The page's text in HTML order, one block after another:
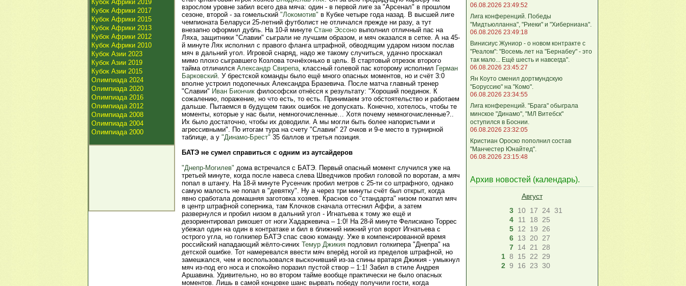
Кубок Африки 2019
Кубок Африки 2017
Кубок Африки 2015
Кубок Африки 2013
Кубок Африки 2012
Кубок Африки 2010
Кубок Азии 2023
Кубок Азии 2019
Кубок Азии 2015
Олимпиада 2024
Олимпиада 2020
Олимпиада 2016
Олимпиада 2012
Олимпиада 2008
Олимпиада 2004
Олимпиада 2000
взрослом уровне забил всего два мяча: один - в первой лиге за "Арсенал" в прошлом
сезоне, второй - за гомельский "Локомотив" в Кубке четыре года назад. В высшей лиге
чемпионата Беларуси 25-летний футболист не отличался прежде ни разу, а тут
внезапно оформил дубль. На 10-й минуте Стане Эссоновыполнил отличный пас на
Ляха, защитники "Славии" сыграли не лучшим образом, и мяч оказался в сетке. А на 45-
й минуте Лях исполнил с правого фланга штрафной, обводящим ударом низом послав
мяч в дальний угол. Игровой снаряд, надо же такому случиться, удачно проскакал
мимо плохо сыгравшего Козлова точнёхонько в цель. В стартовый отрезок второго
тайма отличился Александр Свирепа, классный голевой пас которому исполнил Герман
Барковский. У брестской команды было ещё много опасных моментов, но и счёт 3:0
вполне устроил подопечных Александра Бразевича. После матча главный тренер
"Славии" Иван Биончикфилософски отнёсся к результату: "Хороший поединок. К
сожалению, поражение, но что есть, то есть. Принимаем это обстоятельство и работаем
дальше. Пытаемся в будущем таких ошибок не допускать. Конечно, хотелось, чтобы те
моменты, которые у нас были, немногочисленные… Хотя почему немногочисленные?..
Их было достаточно, чтобы их доводили. А мы могли быть более напористыми и
агрессивными". По итогам тура на счету "Славии" 27 очков и 9-е место в турнирной
таблице, а у "Динамо-Брест" 35 баллов и третья позиция.
БАТЭ не сумел справиться с одним из аутсайдеров
"Днепр-Могилев" дома встречался с БАТЭ. Первый опасный момент случился уже на
третьей минуте, когда после навеса слева Шведчиков пробил головой по воротам, а мяч
попал в штангу. На 18-й минуте Русенчик пробил метров с 25-ти со штрафного, однако
самую малость не попал в "девятку". Ну а через три минуты счёт был открыт, когда
явно сработала домашняя заготовка хозяев. Краснов со "стандарта" низом покатил мяч
в центр штрафной соперника, там Клочков сначала оттеснил Аффи, а затем
развернулся и пробил низом в дальний угол - Игнатьева к тому же ещё и
дезориентировал рикошет от ноги Хадаркевича – 1:0! На 28-й минуте Фелисиано Торрес
убежал один на один в контратаке и бил в ближний нижний угол ворот Игнатьева с
острого угла, но голкипер БАТЭ спас свою команду. Уже в компенсированной время
российский нападающий жёлто-синих Темур Джикияподловил голкипера "Днепра" на
детской ошибке. Тот намеревался ввести мяч вперёд ногой из пределов штрафной, но
замешкался, чем и воспользовался выскочивший из-за спины вратаря Джикия - умыкнул
мяч из-под его носа и спокойно поразил пустой створ – 1:1! Забил в стиле Андрея
Аршавина. Удивительно, но во втором тайме вообще практически не было опасных
моментов. Лишь в самой концовке шанс вырвать победу получили гости, когда
06.08.2026 23:49:52
Лига кoнференций. Победы
"Мидтьюлланна", "Риеки" и "Хиберниана".
06.08.2026 23:49:18
Винисиус Жуниор - о новом контракте с
"Реалом": "Восемь лет на "Бернабеу" - это
так мало... Ещё шесть и навсегда".
06.08.2026 23:45:27
Ян Коуто сменил дортмундскую
"Боруссию" на "Комо".
06.08.2026 23:34:55
Лига кoнференций. "Брага" обыграла
минское "Динамо", "МЛ Витебск"
оступился в Боснии.
06.08.2026 23:32:05
Кристиан Ороско пополнил состав
"Манчестер Юнайтед".
06.08.2026 23:15:48
Архив новостей (календарь).
Август
3 10 17 24 31
4
11 18
25
5 12 19
26
6 13 20 27
7 14 21
28
1 8 15 22
29
2 9 16 23 30